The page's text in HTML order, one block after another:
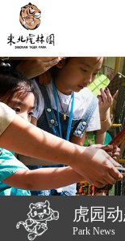
东北虎林园
东北
虎园
Park News